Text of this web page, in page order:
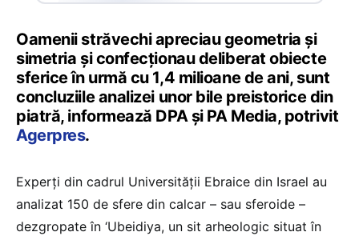
Oamenii străvechi apreciau geometria şi
simetria şi confecționau deliberat obiecte
sferice în urmă cu 1,4 milioane de ani, sunt
concluziile analizei unor bile preistorice din
piatră, informează DPA şi PA Media, potrivit
Agerpres.
Experţi din cadrul Universităţii Ebraice din Israel au
analizat 150 de sfere din calcar – sau sferoide –
dezgropate în ‘Ubeidiya, un sit arheologic situat în